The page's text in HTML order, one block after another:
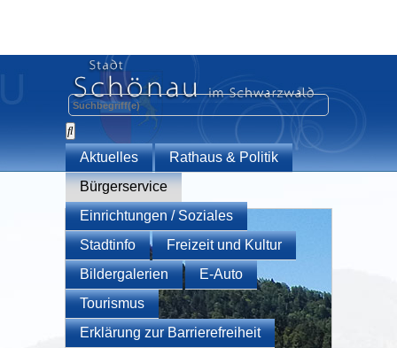
Aktuelles
Rathaus & Politik
Bürgerservice
Einrichtungen / Soziales
Stadtinfo
Freizeit und Kultur
Bildergalerien
E-Auto
Tourismus
Erklärung zur Barrierefreiheit